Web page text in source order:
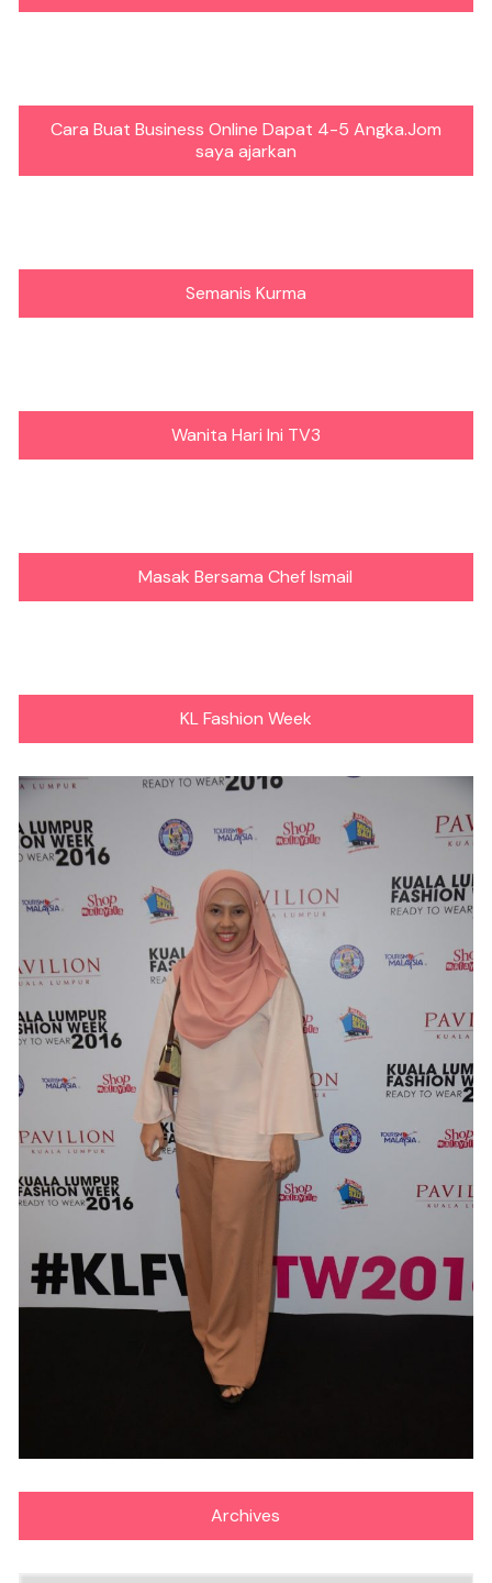
Cara Buat Business Online Dapat 4-5 Angka.Jom
saya ajarkan
Semanis Kurma
Wanita Hari Ini TV3
Masak Bersama Chef Ismail
KL Fashion Week
Archives